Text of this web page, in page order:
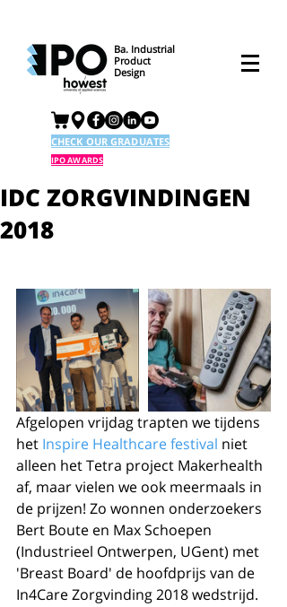
Ba. Industrial
Product
Design
CHECK OUR GRADUATES
IPO AWARDS
IDC ZORGVINDINGEN
2018
Afgelopen vrijdag trapten we tijdens
het Inspire Healthcare festival niet
alleen het Tetra project Makerhealth
af, maar vielen we ook meermaals in
de prijzen! Zo wonnen onderzoekers
Bert Boute en Max Schoepen
(Industrieel Ontwerpen, UGent) met
'Breast Board' de hoofdprijs van de
In4Care Zorgvinding 2018 wedstrijd.